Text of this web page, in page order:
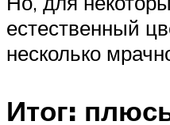
естественный
несколько
Итог: